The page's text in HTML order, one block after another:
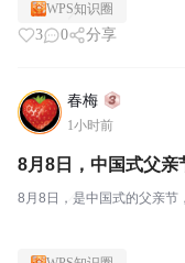
WPS知识圈
3 0 分享
春梅
1小时前
8月8日，中国式父亲
8月8日，是中国式的父亲节